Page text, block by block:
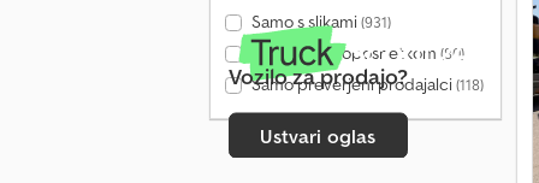
Samo s slikami(931)
Samo z videoposnetkom (80)
Samo preverjeni prodajalci(118)
Vozilo za prodajo?
Ustvari oglas